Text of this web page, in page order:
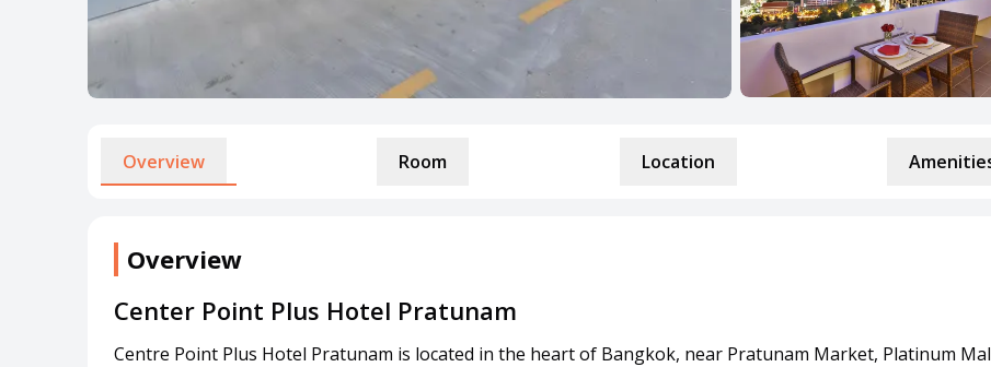
Overview Room Location
Overview
Center Point Plus Hotel Pratunam
Centre Point Plus Hotel Pratunam is located in the heart of Bangkok, near Pratunam Market, Platinum